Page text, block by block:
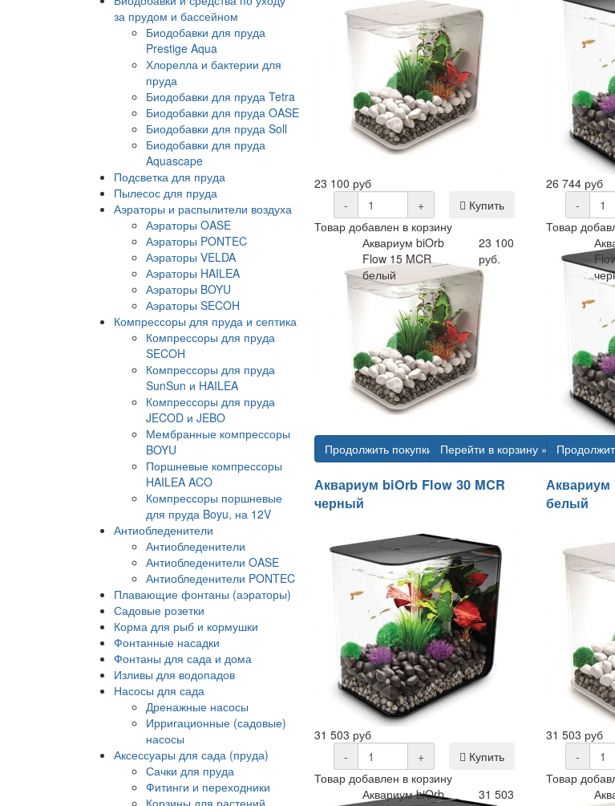
за прудом и бассейном
Биодобавки для пруда
Prestige Aqua
Хлорелла и бактерии для
пруда
Биодобавки для пруда Tetra
Биодобавки для пруда OASE
Биодобавки для пруда Soll
Биодобавки для пруда
Aquascape
Подсветка для пруда
Пылесос для пруда
Аэраторы и распылители воздуха
Аэраторы OASE
Аэраторы PONTEC
Аэраторы VELDA
Аэраторы HAILEA
Аэраторы BOYU
Аэраторы SECOH
Компрессоры для пруда и септика
Компрессоры для пруда
SECOH
Компрессоры для пруда
SunSun и HAILEA
Компрессоры для пруда
JECOD и JEBO
Мембранные компрессоры
BOYU
Поршневые компрессоры
HAILEA ACO
Компрессоры поршневые
для пруда Boyu, на 12V
Антиобледенители
Антиобледенители
Антиобледенители OASE
Антиобледенители PONTEC
Плавающие фонтаны (аэраторы)
Садовые розетки
Корма для рыб и кормушки
Фонтанные насадки
Фонтаны для сада и дома
Изливы для водопадов
Насосы для сада
Дренажные насосы
Ирригационные (садовые)
насосы
Аксессуары для сада (пруда)
Сачки для пруда
Фитинги и переходники
Корзины для растений
23 100 руб
-
+
Купить
Товар добавлен в корзину
Аквариум biOrb
Flow 15 MCR
белый
23 100
руб.
Продолжить покупки Перейти в корзину »
26 744 руб
-
Товар
Аквариум biOrb Flow 30 MCR
черный
31 503 руб
-
+
Купить
Товар добавлен в корзину
Аквариум biOrb
31 503
Аквариум
белый
31 503 руб
-
Товар